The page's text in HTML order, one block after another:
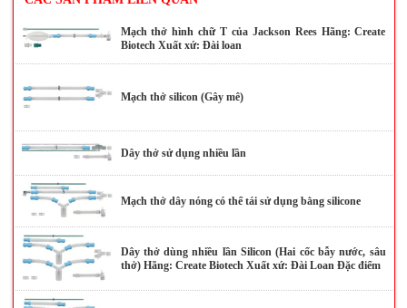
Mạch thở hình chữ T của Jackson Rees Hãng: Create
Biotech Xuất xứ: Đài loan
Mạch thở silicon (Gây mê)
Dây thở sử dụng nhiều lần
Mạch thở dây nóng có thể tái sử dụng bằng silicone
Dây thở dùng nhiều lần Silicon (Hai cốc bẫy nước, sâu
thở) Hãng: Create Biotech Xuất xứ: Đài Loan Đặc điểm